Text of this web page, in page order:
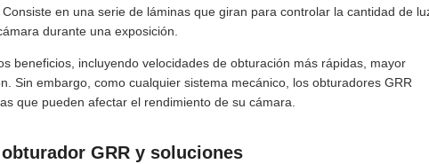
en una serie de láminas que giran para controlar la cantidad de
durante una exposición.
beneficios, incluyendo velocidades de obturación más rápidas, mayor
Sin embargo, como cualquier sistema mecánico, los obturadores GRR
que pueden afectar el rendimiento de su cámara.
GRR y soluciones